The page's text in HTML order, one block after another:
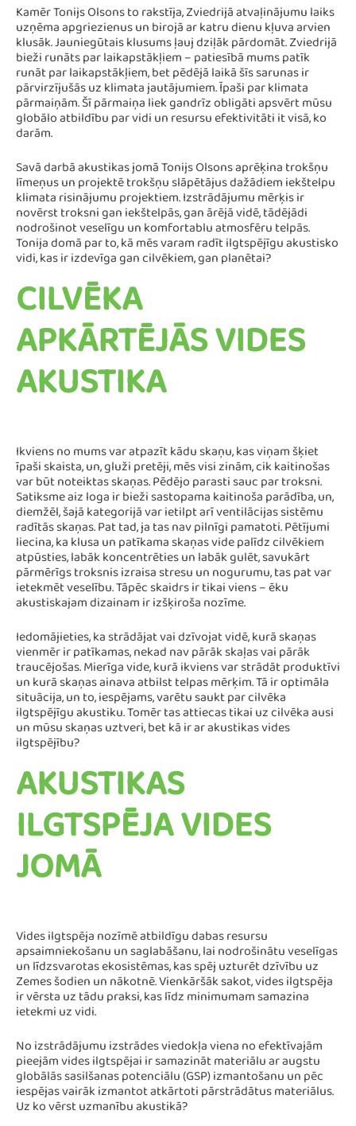
Kamēr Tonijs Olsons to rakstīja, Zviedrijā atvaļinājumu laiks
uzņēma apgriezienus un birojā ar katru dienu kļuva arvien
klusāk. Jauniegūtais klusums ļauj dziļāk pārdomāt. Zviedrijā
bieži runāts par laikapstākļiem – patiesībā mums patīk
runāt par laikapstākļiem, bet pēdējā laikā šīs sarunas ir
pārvirzījušās uz klimata jautājumiem. Īpaši par klimata
pārmaiņām. Šī pārmaiņa liek gandrīz obligāti apsvērt mūsu
globālo atbildību par vidi un resursu efektivitāti it visā, ko
darām.
Savā darbā akustikas jomā Tonijs Olsons aprēķina trokšņu
līmeņus un projektē trokšņu slāpētājus dažādiem iekštelpu
klimata risinājumu projektiem. Izstrādājumu mērķis ir
novērst troksni gan iekštelpās, gan ārējā vidē, tādējādi
nodrošinot veselīgu un komfortablu atmosfēru telpās.
Tonija domā par to, kā mēs varam radīt ilgtspējīgu akustisko
vidi, kas ir izdevīga gan cilvēkiem, gan planētai?
CILVĒKA
APKĀRTĒJĀS VIDES
AKUSTIKA
Ikviens no mums var atpazīt kādu skaņu, kas viņam šķiet
īpaši skaista, un, gluži pretēji, mēs visi zinām, cik kaitinošas
var būt noteiktas skaņas. Pēdējo parasti sauc par troksni.
Satiksme aiz loga ir bieži sastopama kaitinoša parādība, un,
diemžēl, šajā kategorijā var ietilpt arī ventilācijas sistēmu
radītās skaņas. Pat tad, ja tas nav pilnīgi pamatoti. Pētījumi
liecina, ka klusa un patīkama skaņas vide palīdz cilvēkiem
atpūsties, labāk koncentrēties un labāk gulēt, savukārt
pārmērīgs troksnis izraisa stresu un nogurumu, tas pat var
ietekmēt veselību. Tāpēc skaidrs ir tikai viens – ēku
akustiskajam dizainam ir izšķiroša nozīme.
Iedomājieties, ka strādājat vai dzīvojat vidē, kurā skaņas
vienmēr ir patīkamas, nekad nav pārāk skaļas vai pārāk
traucējošas. Mierīga vide, kurā ikviens var strādāt produktīvi
un kurā skaņas ainava atbilst telpas mērķim. Tā ir optimāla
situācija, un to, iespējams, varētu saukt par cilvēka
ilgtspējīgu akustiku. Tomēr tas attiecas tikai uz cilvēka ausi
un mūsu skaņas uztveri, bet kā ir ar akustikas vides
ilgtspējību?
AKUSTIKAS
ILGTSPĒJA VIDES
JOMĀ
Vides ilgtspēja nozīmē atbildīgu dabas resursu
apsaimniekošanu un saglabāšanu, lai nodrošinātu veselīgas
un līdzsvarotas ekosistēmas, kas spēj uzturēt dzīvību uz
Zemes šodien un nākotnē. Vienkāršāk sakot, vides ilgtspēja
ir vērsta uz tādu praksi, kas līdz minimumam samazina
ietekmi uz vidi.
No izstrādājumu izstrādes viedokļa viena no efektīvajām
pieejām vides ilgtspējai ir samazināt materiālu ar augstu
globālās sasilšanas potenciālu (GSP) izmantošanu un pēc
iespējas vairāk izmantot atkārtoti pārstrādātus materiālus.
Uz ko vērst uzmanību akustikā?